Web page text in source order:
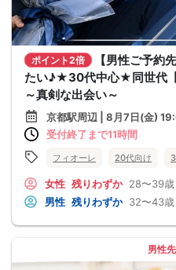
ポイント2倍
【男性ご予約
たい♪★30代中心★同世代
～真剣な出会い～
京都駅周辺 | 8月7日(金)
受付終了まで11時間
フィオーレ 20代向け
女性 残りわずか 28〜39歳
男性 残りわずか 32〜43歳
男性